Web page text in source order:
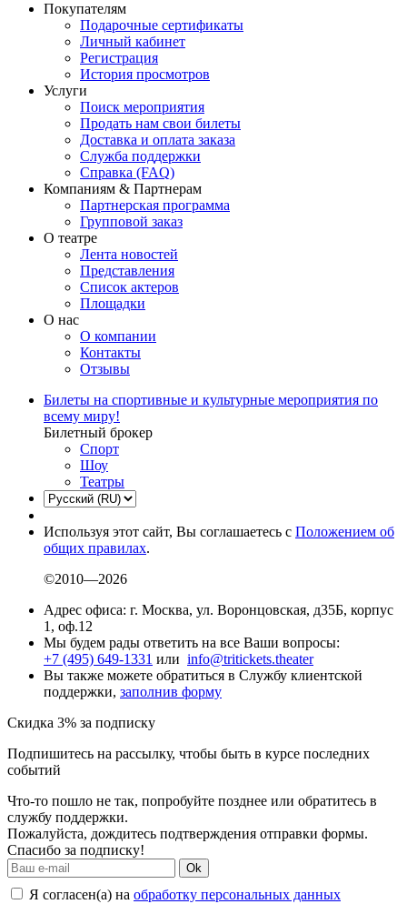
Покупателям
Подарочные сертификаты
Личный кабинет
Регистрация
История просмотров
Услуги
Поиск мероприятия
Продать нам свои билеты
Доставка и оплата заказа
Служба поддержки
Справка (FAQ)
Компаниям & Партнерам
Партнерская программа
Групповой заказ
О театре
Лента новостей
Представления
Список актеров
Площадки
О нас
О компании
Контакты
Отзывы
Билеты на спортивные и культурные мероприятия по
всему миру!
Билетный брокер
Спорт
Шоу
Театры
Используя этот сайт, Вы соглашаетесь с Положением об
общих правилах.
©2010—2026
Адрес офиса: г. Москва, ул. Воронцовская, д35Б, корпус
1, оф.12
Мы будем рады ответить на все Ваши вопросы:
+7 (495) 649-1331 или info@tritickets.theater
Вы также можете обратиться в Службу клиентской
поддержки, заполнив форму
Скидка 3% за подписку
Подпишитесь на рассылку, чтобы быть в курсе последних
событий
Что-то пошло не так, попробуйте позднее или обратитесь в
службу поддержки.
Пожалуйста, дождитесь подтверждения отправки формы.
Спасибо за подписку!
Ok
Я согласен(а) на обработку персональных данных